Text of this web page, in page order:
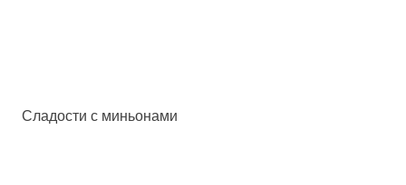
Сладости с миньонами